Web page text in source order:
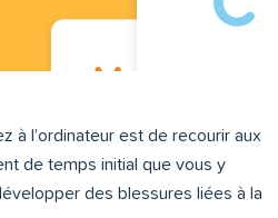
à l’ordinateur est de recourir aux
de temps initial que vous y
des blessures liées à la